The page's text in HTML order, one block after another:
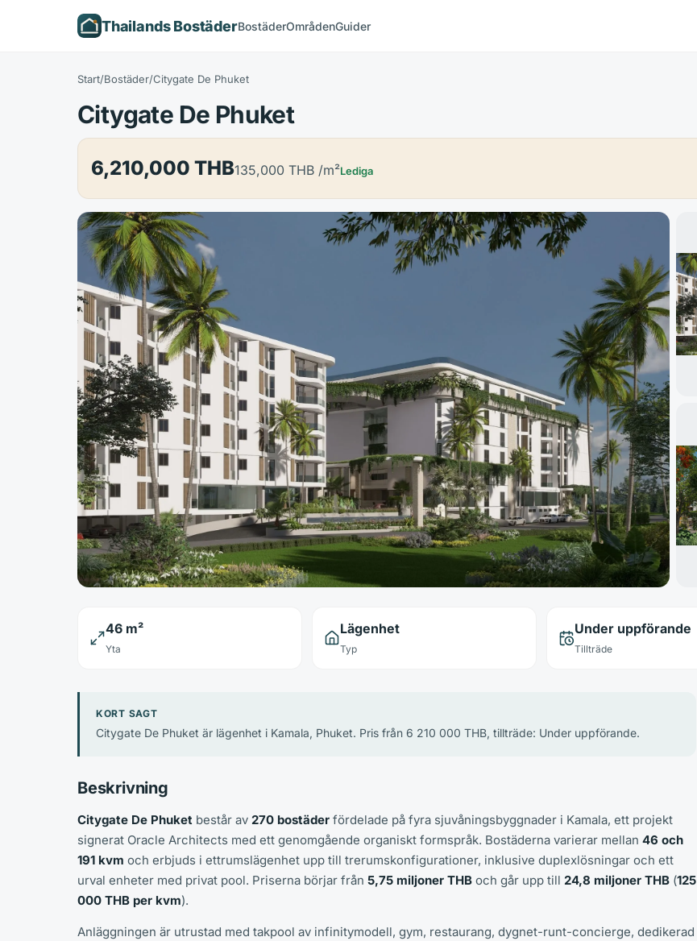
Thailands BostäderBostäderOmrådenGuider
Start/Bostäder/Citygate De Phuket
Citygate De Phuket
6,210,000 THB135,000 THB /m²Lediga
46 m²
Yta
Lägenhet
Typ
Under uppförande
Tillträde
KORT SAGT
Citygate De Phuket är lägenhet i Kamala, Phuket. Pris från 6 210 000 THB, tillträde: Under uppförande.
Beskrivning
Citygate De Phuket består av 270 bostäder fördelade på fyra sjuvåningsbyggnader i Kamala, ett projekt
signerat Oracle Architects med ett genomgående organiskt formspråk. Bostäderna varierar mellan 46 och
191 kvm och erbjuds i ettrumslägenhet upp till trerumskonfigurationer, inklusive duplexlösningar och ett
urval enheter med privat pool. Priserna börjar från 5,75 miljoner THB och går upp till 24,8 miljoner THB (125
000 THB per kvm).
Anläggningen är utrustad med takpool av infinitymodell, gym, restaurang, dygnet-runt-concierge, dedikerad